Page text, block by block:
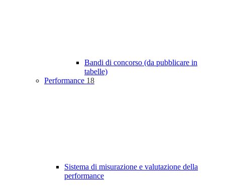
Bandi di concorso (da pubblicare in
tabelle)
Performance 18
Sistema di misurazione e valutazione della
performance